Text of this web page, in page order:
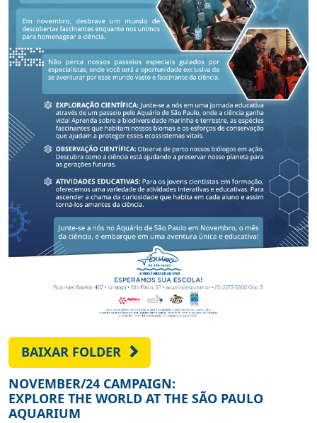
BAIXAR FOLDER
NOVEMBER/24 CAMPAIGN:
EXPLORE THE WORLD AT THE SÃO PAULO
AQUARIUM